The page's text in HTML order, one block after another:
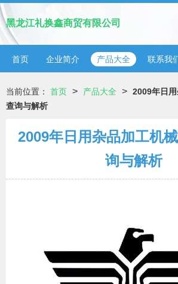
黑龙江礼换鑫商贸有限公司
首页 企业简介 产品大全 联系我
当前位置： 首页 > 产品大全 > 2009年日
查询与解析
2009年日用杂品加工机
询与解析